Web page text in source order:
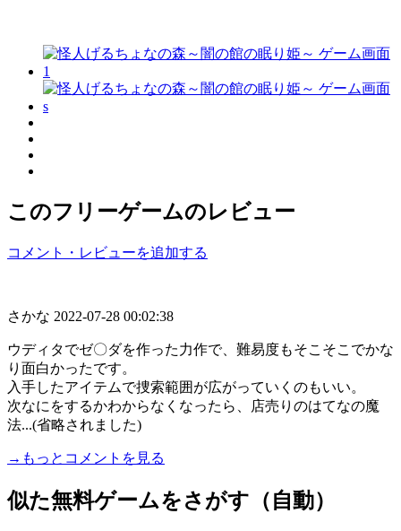
このフリーゲームのレビュー
コメント・レビューを追加する
さかな 2022-07-28 00:02:38
ウディタでゼ〇ダを作った力作で、難易度もそこそこでかな
り面白かったです。
入手したアイテムで捜索範囲が広がっていくのもいい。
次なにをするかわからなくなったら、店売りのはてなの魔
法...(省略されました)
→もっとコメントを見る
似た無料ゲームをさがす（自動）